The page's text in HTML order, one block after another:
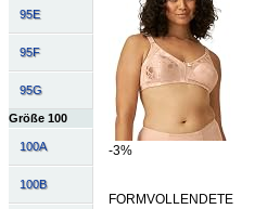
95E
95F
95G
Größe 100
100A
100B
-3%
FORMVOLLENDETE